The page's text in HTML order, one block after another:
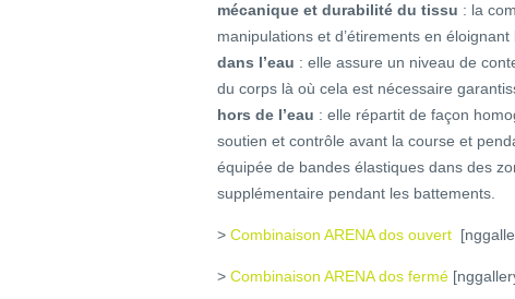
mécanique et durabilité du tissu : la
manipulations et d’étirements en
dans l’eau : elle assure un niveau de
du corps là où cela est nécessaire
hors de l’eau : elle répartit de façon
soutien et contrôle avant la course et
équipée de bandes élastiques dans des
supplémentaire pendant les battements.
> Combinaison ARENA dos ouvert
> Combinaison ARENA dos fermé